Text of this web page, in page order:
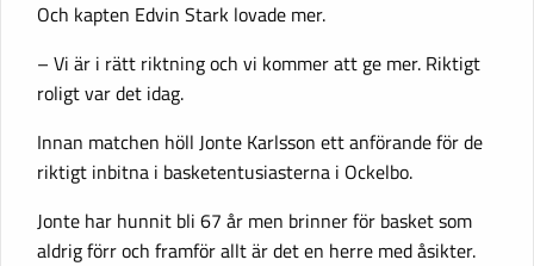
Och kapten Edvin Stark lovade mer.
– Vi är i rätt riktning och vi kommer att ge mer. Riktigt
roligt var det idag.
Innan matchen höll Jonte Karlsson ett anförande för de
riktigt inbitna i basketentusiasterna i Ockelbo.
Jonte har hunnit bli 67 år men brinner för basket som
aldrig förr och framför allt är det en herre med åsikter.